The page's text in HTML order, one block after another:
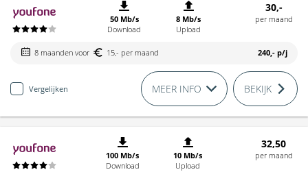
50 Mb/s
Download
8 Mb/s
Upload
30,-
per maand
8 maanden voor 15,- per maand 240,- p/j
Vergelijken MEER INFO BEKIJK
100 Mb/s
Download
10 Mb/s
Upload
32,50
per maand